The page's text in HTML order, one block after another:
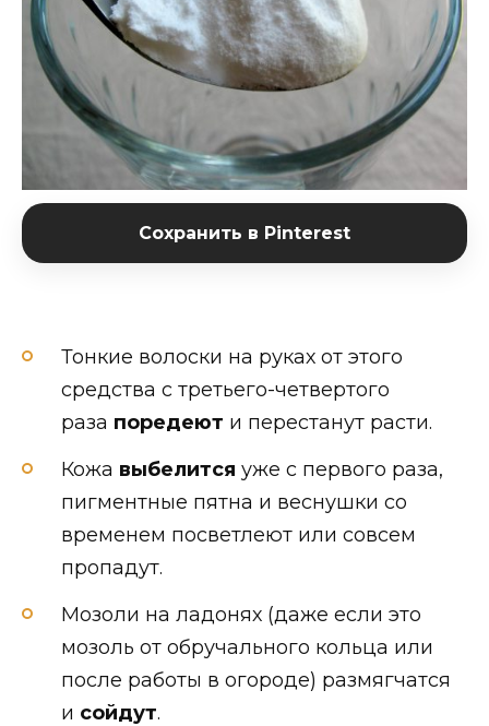
Сохранить в Pinterest
Тонкие волоски на руках от этого
средства с третьего-четвертого
раза поредеют и перестанут расти.
Кожа выбелится уже с первого раза,
пигментные пятна и веснушки со
временем посветлеют или совсем
пропадут.
Мозоли на ладонях (даже если это
мозоль от обручального кольца или
после работы в огороде) размягчатся
и сойдут.